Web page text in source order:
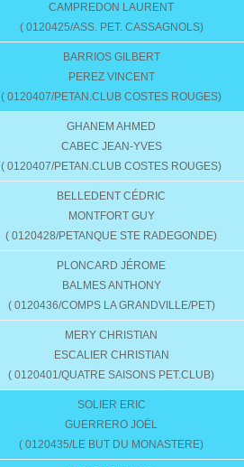
CAMPREDON LAURENT
( 0120425/ASS. PET. CASSAGNOLS)
BARRIOS GILBERT
PEREZ VINCENT
( 0120407/PETAN.CLUB COSTES ROUGES)
GHANEM AHMED
CABEC JEAN-YVES
( 0120407/PETAN.CLUB COSTES ROUGES)
BELLEDENT CÉDRIC
MONTFORT GUY
( 0120428/PETANQUE STE RADEGONDE)
PLONCARD JÉROME
BALMES ANTHONY
( 0120436/COMPS LA GRANDVILLE/PET)
MERY CHRISTIAN
ESCALIER CHRISTIAN
( 0120401/QUATRE SAISONS PET.CLUB)
SOLIER ERIC
GUERRERO JOËL
( 0120435/LE BUT DU MONASTERE)